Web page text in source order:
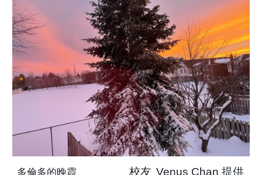
多倫多的晚霞 校友 Venus Chan 提供